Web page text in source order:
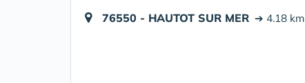
76550 - HAUTOT SUR MER ➔ 4.18 km